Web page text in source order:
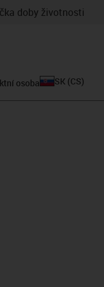
doby životnosti
osoba SK (CS)